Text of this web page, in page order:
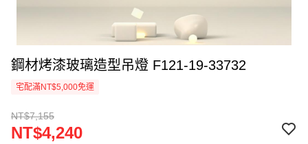
鋼材烤漆玻璃造型吊燈 F121-19-33732
宅配滿NT$5,000免運
NT$7,155
NT$4,240